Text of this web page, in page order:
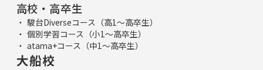
高校・高卒生
駿台Diverseコース（高1～高卒生）
個別学習コース（小1～高卒生）
atama+コース（中1～高卒生）
大船校